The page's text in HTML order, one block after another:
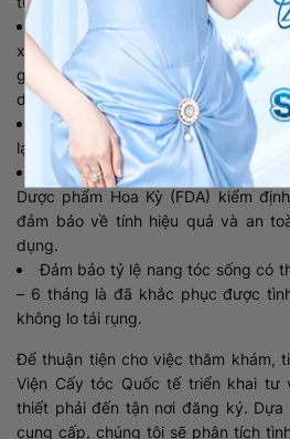
Thiết bị cấy ghép đồng bộ và
xác từng vị trí nang tóc cấy với tiết
gây xâm lấn, chảy máu hay can
dây thần kinh xung quanh.
Không gây đau đớn do đã
lại sẹo xấu ảnh hưởng tới thẩm mỹ.
Công nghệ này cũng đã được
Dược phẩm Hoa Kỳ (FDA) kiểm
đảm bảo về tính hiệu quả và an
dụng.
Đảm bảo tỷ lệ nang tóc sống có
– 6 tháng là đã khắc phục được
không lo tái rụng.
Để thuận tiện cho việc thăm khám,
Viện Cấy tóc Quốc tế triển khai tư
thiết phải đến tận nơi đăng ký. Dựa
cung cấp, chúng tôi sẽ phân tích